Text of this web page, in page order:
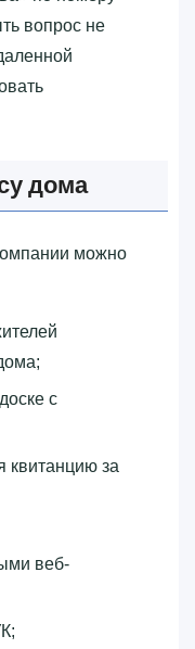
вопрос не
дома
можно
с
квитанцию за
веб-